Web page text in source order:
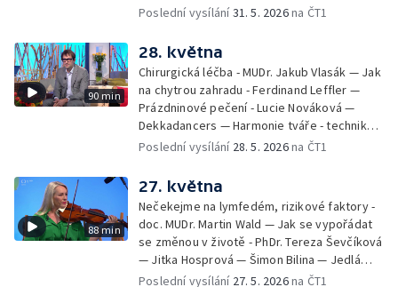
filmových klapek
Poslední vysílání31. 5. 2026na ČT1
90 min
28. května
Chirurgická léčba - MUDr. Jakub Vlasák — Jak
na chytrou zahradu - Ferdinand Leffler —
Prázdninové pečení - Lucie Nováková —
Dekkadancers — Harmonie tváře - techniky
přírodního omlazení - Martina Kavecká —
Petr Bednařík — Počasí s Michalem Žákem
Poslední vysílání 28. 5. 2026na ČT1
88 min
27. května
Nečekejme na lymfedém, rizikové faktory -
doc. MUDr. Martin Wald — Jak se vypořádat
se změnou v životě - PhDr. Tereza Ševčíková
— Jitka Hosprová — Šimon Bilina — Jedlá
zahrada - Petra Matějková — Kulturní tipy
Poslední vysílání 27. 5. 2026na ČT1